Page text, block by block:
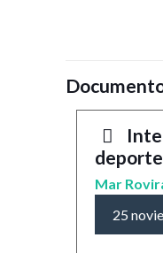
Mar
25